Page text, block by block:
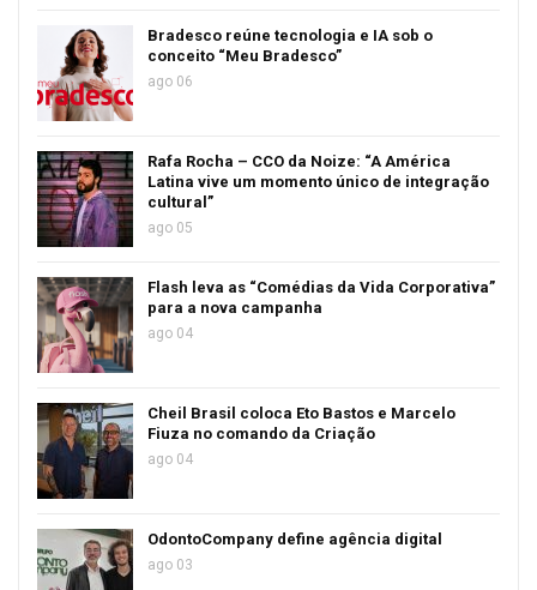
Bradesco reúne tecnologia e IA sob o
conceito “Meu Bradesco”
ago 06
Rafa Rocha – CCO da Noize: “A América
Latina vive um momento único de integração
cultural”
ago 05
Flash leva as “Comédias da Vida Corporativa”
para a nova campanha
ago 04
Cheil Brasil coloca Eto Bastos e Marcelo
Fiuza no comando da Criação
ago 04
OdontoCompany define agência digital
ago 03